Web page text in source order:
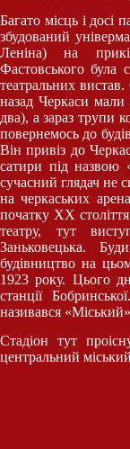
Багато місць і досі
збудований
Леніна) на
Фастовського була
театральних
назад Черкаси мали
два), а зараз трупи
повернемось до
Він привіз до
сатири під назвою
сучасний глядач не
на черкаських
початку ХХ
театру, тут
Заньковецька.
будівництво на
1923 року. Цього
станції
називався
Стадіон тут
центральний